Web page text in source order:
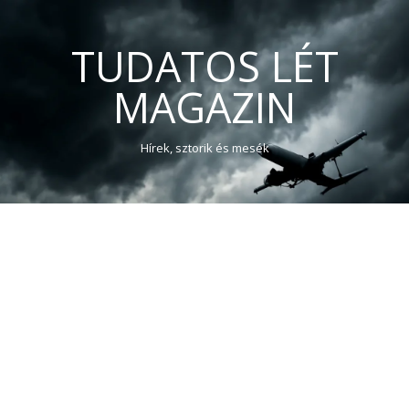
TUDATOS LÉT
MAGAZIN
Hírek, sztorik és mesék